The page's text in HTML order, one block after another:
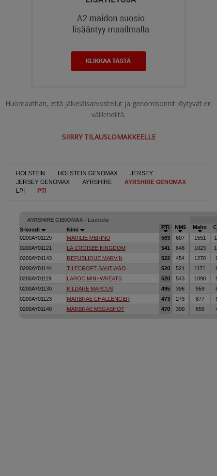
Huomaathan, että jälkeläisarvostellut ja genomisonnit löytyvät eri
välilehdiltä.
SIIRRY TILAUSLOMAKKEELLE